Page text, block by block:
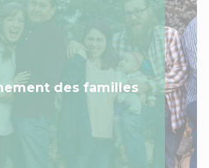
des familles